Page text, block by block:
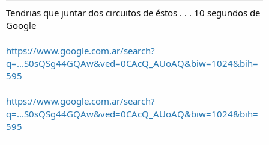
Tendrias que juntar dos circuitos de éstos . . . 10 segundos de
Google
https://www.google.com.ar/search?
q=...S0sQSg44GQAw&ved=0CAcQ_AUoAQ&biw=1024&bih=
595
https://www.google.com.ar/search?
q=...S0sQSg44GQAw&ved=0CAcQ_AUoAQ&biw=1024&bih=
595